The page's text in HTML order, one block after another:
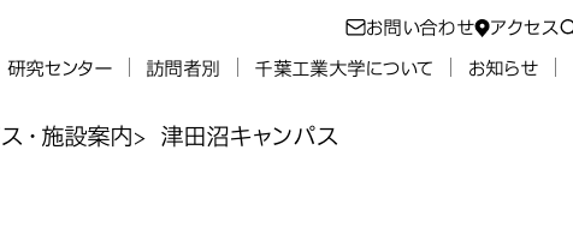
お問い合わせ アクセス
研究センター 訪問者別 千葉工業大学について お知らせ
・施設案内 津田沼キャンパス